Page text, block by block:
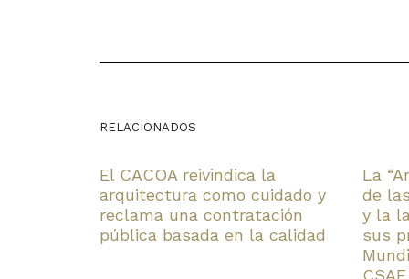
RELACIONADOS
El CACOA reivindica la
arquitectura como cuidado y
reclama una contratación
pública basada en la calidad
La
de
y la
sus
CSAE